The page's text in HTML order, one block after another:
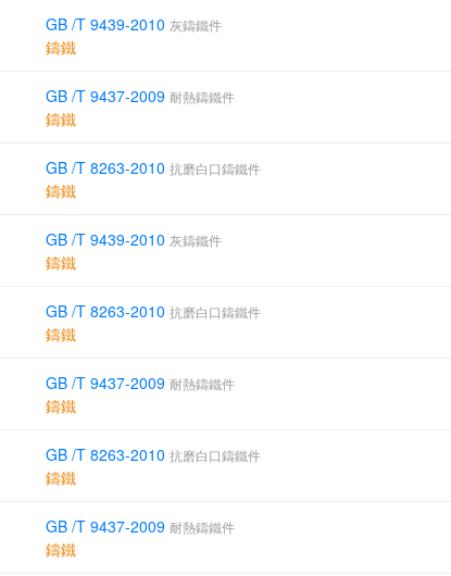
GB /T 9439-2010 灰鑄鐵件
鑄鐵
GB /T 9437-2009 耐熱鑄鐵件
鑄鐵
GB /T 8263-2010 抗磨白口鑄鐵件
鑄鐵
GB /T 9439-2010 灰鑄鐵件
鑄鐵
GB /T 8263-2010 抗磨白口鑄鐵件
鑄鐵
GB /T 9437-2009 耐熱鑄鐵件
鑄鐵
GB /T 8263-2010 抗磨白口鑄鐵件
鑄鐵
GB /T 9437-2009 耐熱鑄鐵件
鑄鐵